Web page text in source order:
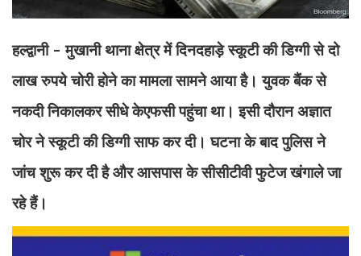
हल्द्वानी - मुखानी थाना क्षेत्र में दिनदहाड़े स्कूटी की डिग्गी से दो
लाख रुपये चोरी होने का मामला सामने आया है। युवक बैंक से
नकदी निकालकर सीधे केएफसी पहुंचा था। इसी दौरान अज्ञात
चोर ने स्कूटी की डिग्गी साफ कर दी। घटना के बाद पुलिस ने
जांच शुरू कर दी है और आसपास के सीसीटीवी फुटेज खंगाले जा
रहे हैं।